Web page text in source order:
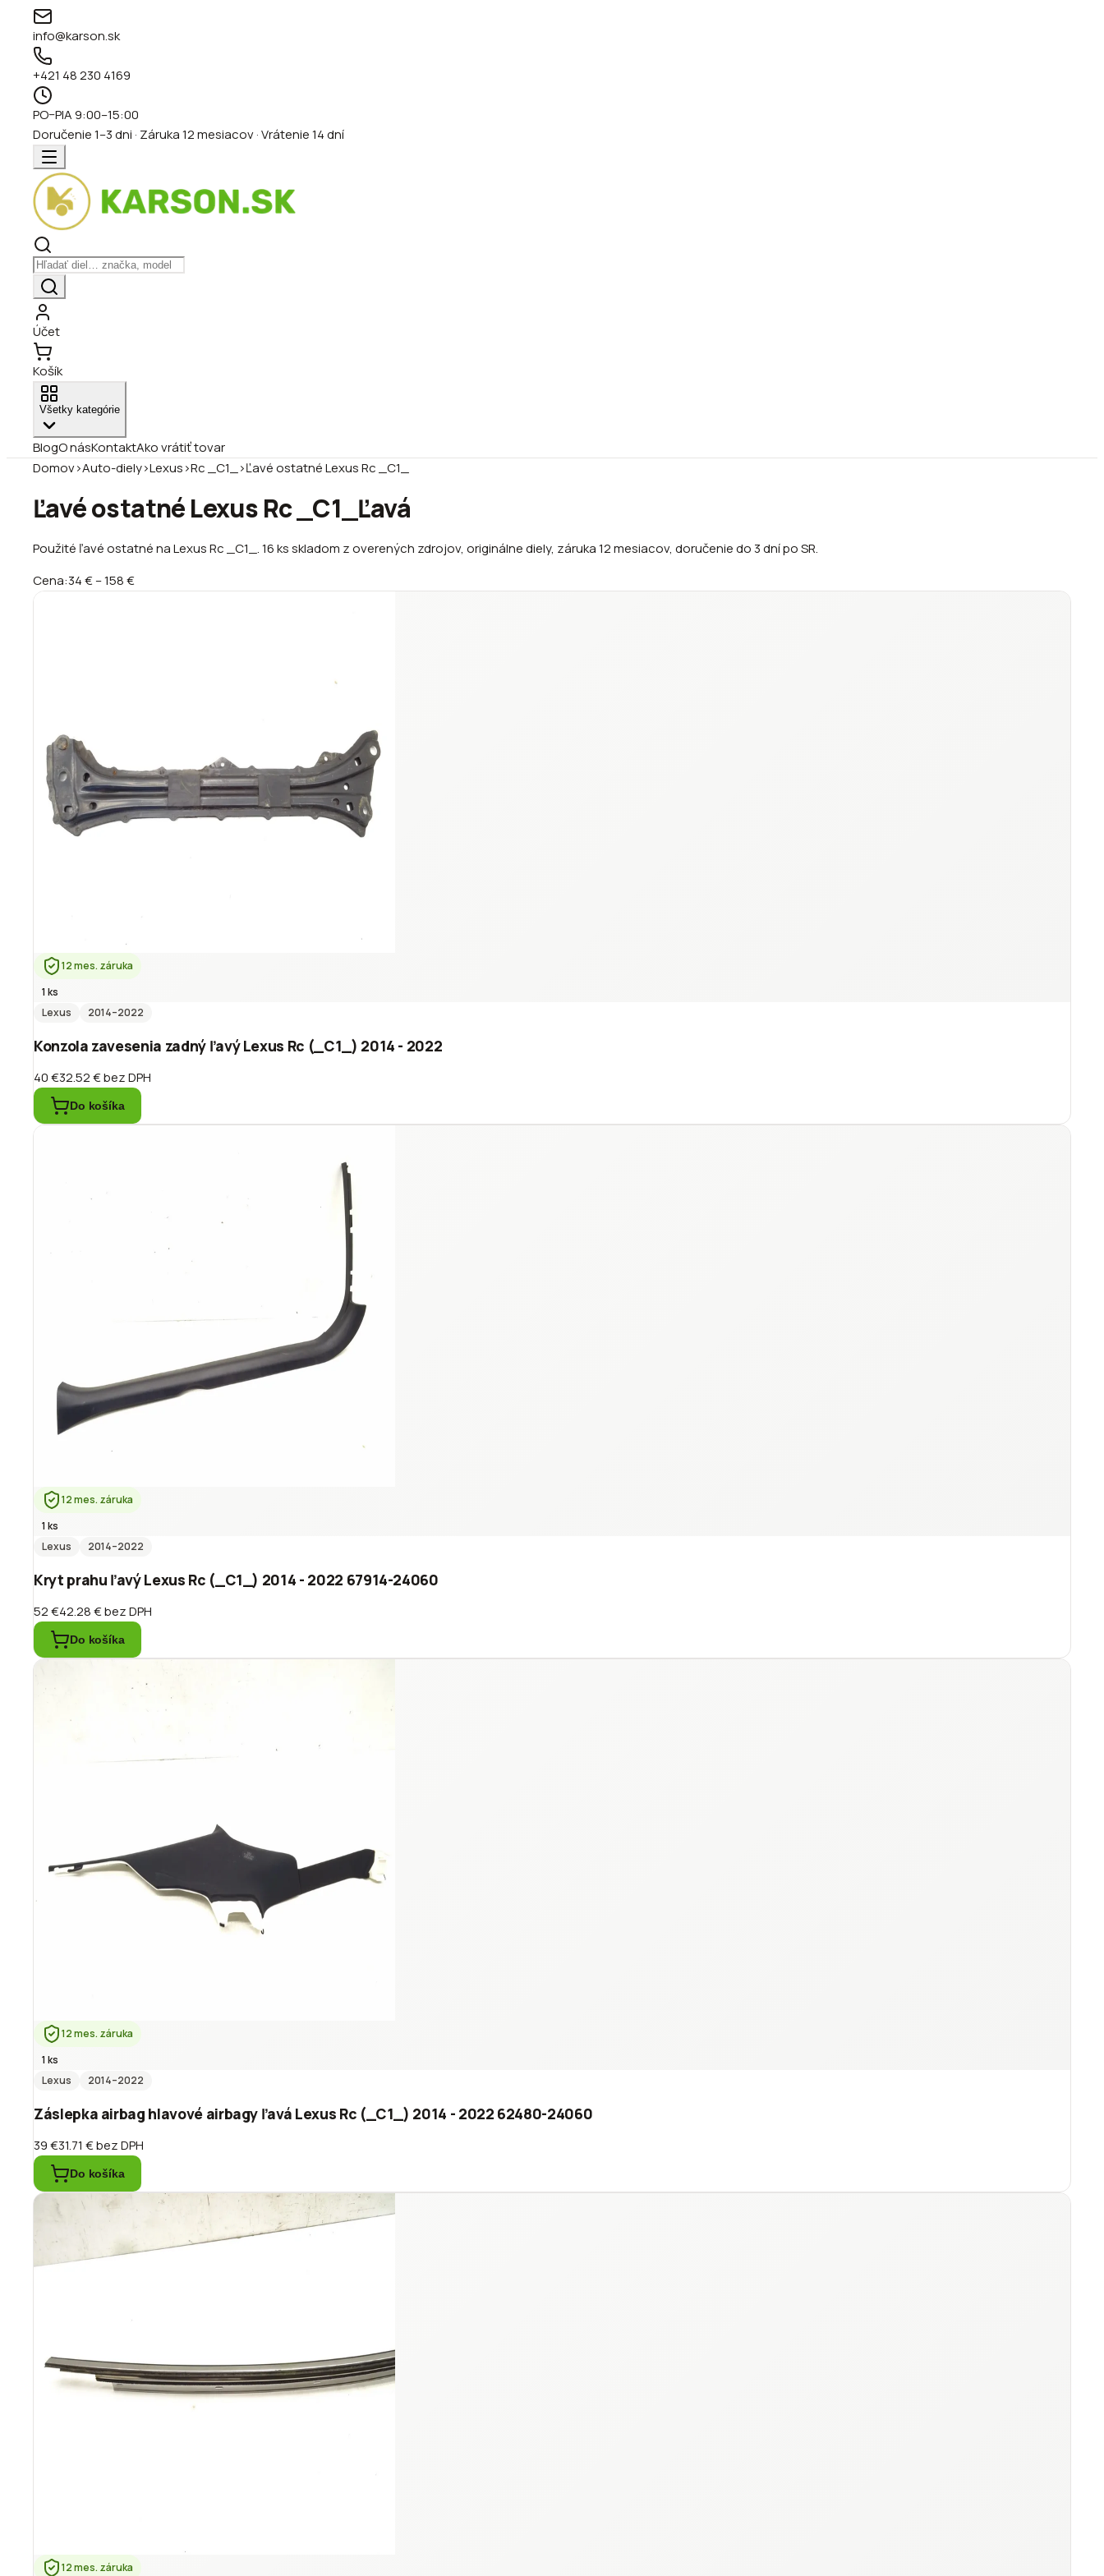
info@karson.sk
+421 48 230 4169
PO–PIA 9:00–15:00
Doručenie 1–3 dni · Záruka 12 mesiacov · Vrátenie 14 dní
Účet
Košík
Všetky kategórie
BlogO násKontaktAko vrátiť tovar
Domov›Auto-diely›Lexus›Rc _C1_ ›Ľavé ostatné Lexus Rc _C1_
Ľavé ostatné Lexus Rc _C1_ Ľavá
Použité ľavé ostatné na Lexus Rc _C1_. 16 ks skladom z overených zdrojov, originálne diely, záruka 12 mesiacov, doručenie do 3 dní po SR.
Cena:34 €–158 €
12 mes. záruka
1 ks
Lexus
2014–2022
Konzola zavesenia zadný ľavý Lexus Rc (_C1_) 2014 - 2022
40 €32.52 €bez DPH
Do košíka
12 mes. záruka
1 ks
Lexus
2014–2022
Kryt prahu ľavý Lexus Rc (_C1_) 2014 - 2022 67914-24060
52 €42.28 €bez DPH
Do košíka
12 mes. záruka
1 ks
Lexus
2014–2022
Záslepka airbag hlavové airbagy ľavá Lexus Rc (_C1_) 2014 - 2022 62480-24060
39 €31.71 €bez DPH
Do košíka
12 mes. záruka